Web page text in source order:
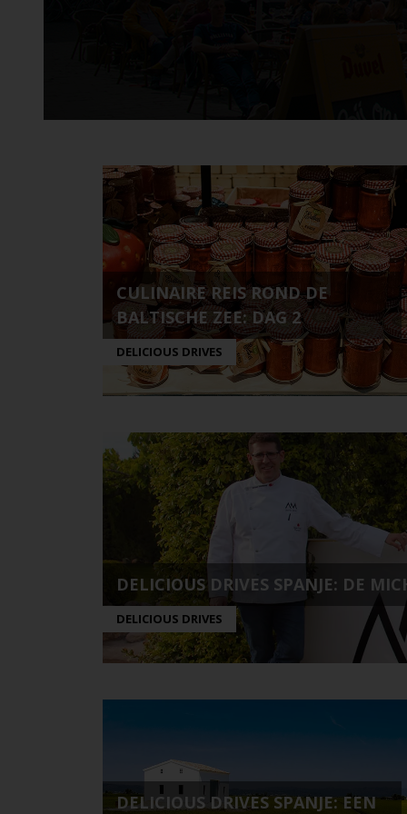
CULINAIRE REIS ROND DE
BALTISCHE ZEE: DAG 2
DELICIOUS DRIVES
DELICIOUS DRIVES SPANJE: DE
DELICIOUS DRIVES
DELICIOUS DRIVES SPANJE: EEN